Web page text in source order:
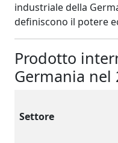
industriale della
definiscono il potere
Prodotto
Germania nel
Settore